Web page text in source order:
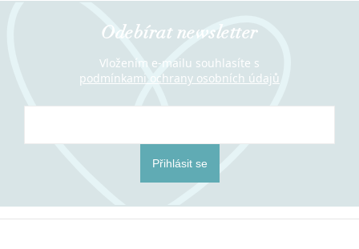
Odebírat newsletter
Vložením e-mailu souhlasíte s
podmínkami ochrany osobních údajů
Přihlásit se